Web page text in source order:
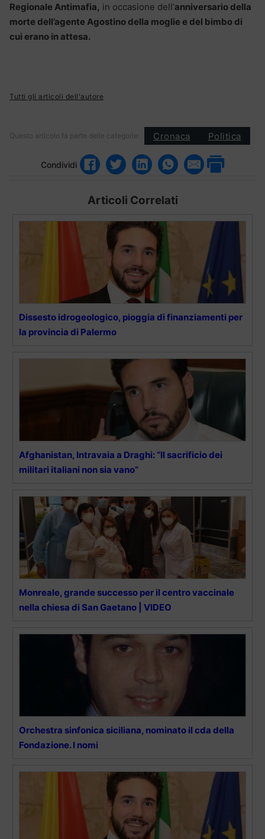
Regionale Antimafia, in occasione dell’anniversario della
morte dell’agente Agostino della moglie e del bimbo di
cui erano in attesa.
Tutti gli articoli dell'autore
Questo articolo fa parte delle categorie: Cronaca Politica
Condividi
Articoli Correlati
Dissesto idrogeologico, pioggia di finanziamenti per
la provincia di Palermo
Afghanistan, Intravaia a Draghi: “Il sacrificio dei
militari italiani non sia vano”
Monreale, grande successo per il centro vaccinale
nella chiesa di San Gaetano | VIDEO
Orchestra sinfonica siciliana, nominato il cda della
Fondazione. I nomi